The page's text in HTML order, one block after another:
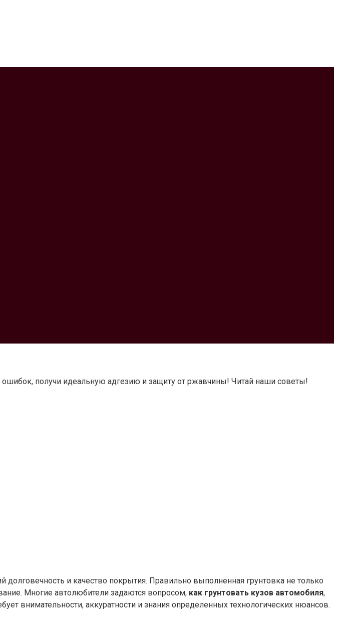
получи идеальную адгезию и защиту от ржавчины! Читай наши советы!
и качество покрытия. Правильно выполненная грунтовка не только
Многие автолюбители задаются вопросом, как грунтовать кузов автомобиля,
внимательности, аккуратности и знания определенных технологических нюансов.